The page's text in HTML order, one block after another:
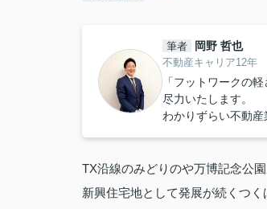
筆者 岡野 哲也
不動産キャリア12年
「フットワークの
尽力いたします。
わかりずらい不動
TX沿線のみどりのや万博記念公
新興住宅地として発展が続くつ